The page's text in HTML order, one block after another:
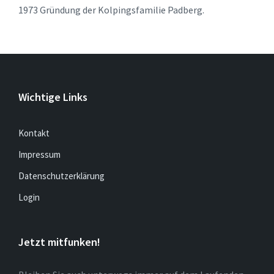
1973 Gründung der Kolpingsfamilie Padberg.
Wichtige Links
Kontakt
Impressum
Datenschutzerklärung
Login
Jetzt mitfunken!